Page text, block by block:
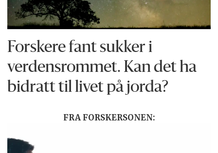
Forskere fant sukker i
verdensrommet. Kan det ha
bidratt til livet på jorda?
FRA FORSKERSONEN: